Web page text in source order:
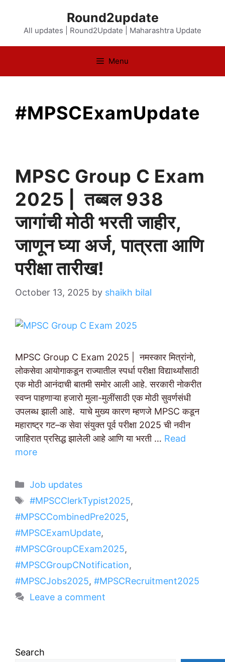
content
Round2update
All updates | Round2Update | Maharashtra Update
Menu
#MPSCExamUpdate
MPSC Group C Exam
2025 | तब्बल 938
जागांची मोठी भरती जाहीर,
जाणून घ्या अर्ज, पात्रता आणि
परीक्षा तारीख!
October 13, 2025 by shaikh bilal
MPSC Group C Exam 2025 | नमस्कार मित्रांनो,
लोकसेवा आयोगाकडून राज्यातील स्पर्धा परीक्षा विद्यार्थ्यांसाठी
एक मोठी आनंदाची बातमी समोर आली आहे. सरकारी नोकरीत
स्वप्न पाहणाऱ्या हजारो मुला-मुलींसाठी एक मोठी सुवर्णसंधी
उपलब्ध झाली आहे. याचे मुख्य कारण म्हणजे MPSC कडून
महाराष्ट्र गट–क सेवा संयुक्त पूर्व परीक्षा 2025 ची नवीन
जाहिरात प्रसिद्ध झालेली आहे आणि या भरती … Read
more
Categories
Job updates
Tags
#MPSCClerkTypist2025,
#MPSCCombinedPre2025,
#MPSCExamUpdate,
#MPSCGroupCExam2025,
#MPSCGroupCNotification,
#MPSCJobs2025, #MPSCRecruitment2025
Leave a comment
Search